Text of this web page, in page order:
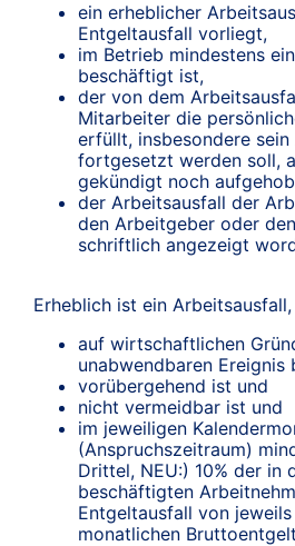
ein erheblicher
Entgeltausfall vorliegt,
im Betrieb mindestens
beschäftigt ist,
der von dem
Mitarbeiter die
erfüllt, insbesondere
fortgesetzt werden soll,
gekündigt noch
der Arbeitsausfall der
den Arbeitgeber oder
schriftlich angezeigt
Erheblich ist ein
auf wirtschaftlichen
unabwendbaren Ereignis
vorübergehend ist und
nicht vermeidbar ist und
im jeweiligen
(Anspruchszeitraum)
Drittel, NEU:) 10% der in
beschäftigten
Entgeltausfall von
monatlichen